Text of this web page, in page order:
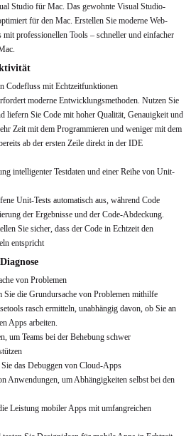
Studio für Mac. Das gewohnte Visual Studio-
für den Mac. Erstellen Sie moderne Web-
professionellen Tools – schneller und einfacher
Codefluss mit Echtzeitfunktionen
moderne Entwicklungsmethoden. Nutzen Sie
liefern Sie Code mit hoher Qualität, Genauigkeit und
Zeit mit dem Programmieren und weniger mit dem
ab der ersten Zeile direkt in der IDE
intelligenter Testdaten und einer Reihe von Unit-
Unit-Tests automatisch aus, während Code
der Ergebnisse und der Code-Abdeckung.
Sie sicher, dass der Code in Echtzeit den
entspricht
von Problemen
Sie die Grundursache von Problemen mithilfe
rasch ermitteln, unabhängig davon, ob Sie an
Apps arbeiten.
um Teams bei der Behebung schwer
das Debuggen von Cloud-Apps
Anwendungen, um Abhängigkeiten selbst bei den
Leistung mobiler Apps mit umfangreichen